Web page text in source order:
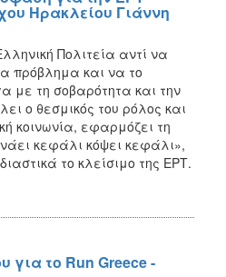
Ηρακλείου Γιάννη
Πολιτεία αντί να
πρόβλημα και να το
με τη σοβαρότητα και την
ο θεσμικός του ρόλος και
κοινωνία, εφαρμόζει τη
κεφάλι κόψει κεφάλι»,
το κλείσιμο της ΕΡΤ.
το Run Greece -